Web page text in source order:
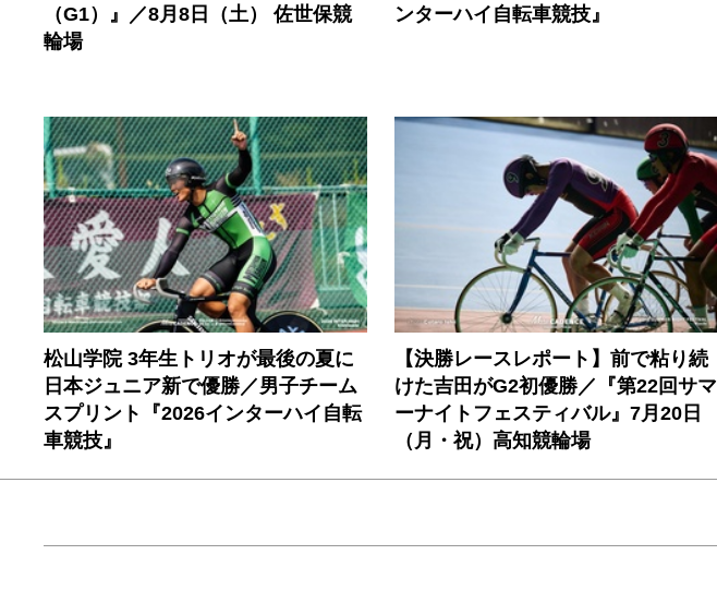
（G1）』／8月8日（土） 佐世保競
輪場
ンターハイ自転車競技』
松山学院 3年生トリオが最後の夏に
日本ジュニア新で優勝／男子チーム
スプリント『2026インターハイ自転
車競技』
【決勝レースレポート】前で粘り続
けた吉田がG2初優勝／『第22回サマ
ーナイトフェスティバル』7月20日
（月・祝）高知競輪場